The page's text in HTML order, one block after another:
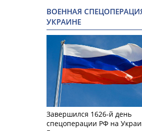
ВОЕННАЯ
УКРАИНЕ
Завершился 1626-й день
спецоперации РФ на